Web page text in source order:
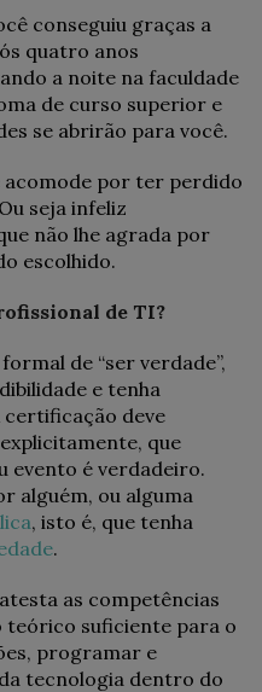
conseguiu graças a
quatro anos
a noite na faculdade
de curso superior e
se abrirão para você.
acomode por ter perdido
seja infeliz
não lhe agrada por
escolhido.
de TI?
de “ser verdade”,
e tenha
certificação deve
que
evento é verdadeiro.
alguém, ou alguma
, isto é, que tenha
.
atesta as competências
teórico suficiente para o
programar e
tecnologia dentro do